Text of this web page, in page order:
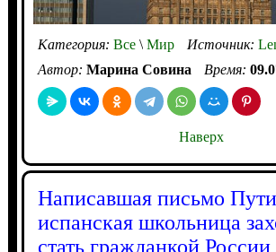
Категория: Все\Мир Источник:
Автор: Марина Совина Время:
Наверх
Написавшая письмо
испанская школьница
стать гражданкой России